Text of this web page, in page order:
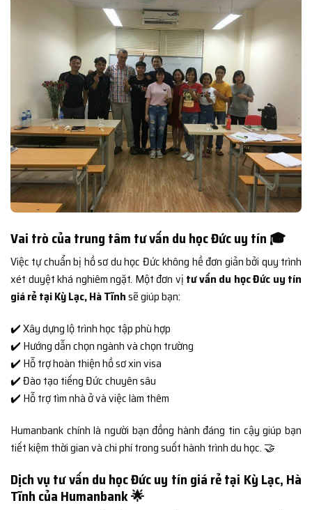
Vai trò của trung tâm tư vấn du học Đức uy tín 🎓
Việc tự chuẩn bị hồ sơ du học Đức không hề đơn giản bởi quy trình
xét duyệt khá nghiêm ngặt. Một đơn vị tư vấn du học Đức uy tín
giá rẻ tại Kỳ Lạc, Hà Tĩnhsẽ giúp bạn:
✔️ Xây dựng lộ trình học tập phù hợp
✔️ Hướng dẫn chọn ngành và chọn trường
✔️ Hỗ trợ hoàn thiện hồ sơ xin visa
✔️ Đào tạo tiếng Đức chuyên sâu
✔️ Hỗ trợ tìm nhà ở và việc làm thêm
Humanbank chính là người bạn đồng hành đáng tin cậy giúp bạn
tiết kiệm thời gian và chi phí trong suốt hành trình du học. 🤝
Dịch vụ tư vấn du học Đức uy tín giá rẻ tại Kỳ Lạc, Hà
Tĩnh của Humanbank 🌟